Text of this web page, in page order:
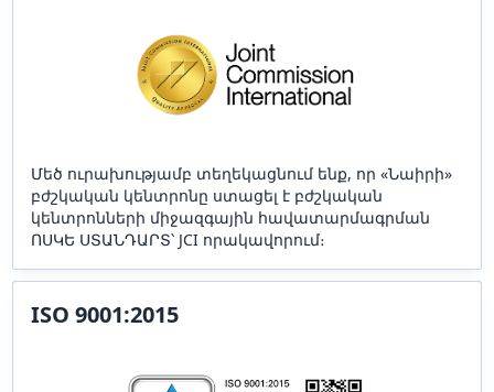
Մեծ ուրախությամբ տեղեկացնում ենք, որ «Նաիրի»
բժշկական կենտրոնը ստացել է բժշկական
կենտրոնների միջազգային հավատարմագրման
ՈՍԿԵ ՍՏԱՆԴԱՐՏ՝ JCI որակավորում։
ISO 9001:2015